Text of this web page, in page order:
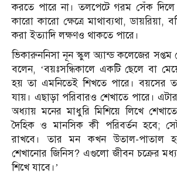
করতে পারে না। তলপেটে গরম সেঁক
কারো কারো ক্ষেত্রে মাথাব্যথা, ডায়রিয়া,
করা ইত্যাদি লক্ষণও থাকতে পারে।
ভিকারুননিসা নূন স্কুল অ্যান্ড কলেজের সপ্তম
বলেন, ‘বয়ঃসন্ধিকালে একটি ছেলে বা
হয় তা এমনিতেই শিখতে পারে। বয়সের
যায়। এছাড়া পরিবারও শেখাতে পারে।
অধ্যায় মনের মাধুরি মিশিয়ে লিখে
দৈহিক ও মানসিক কী পরিবর্তন হবে;
রাখবে। তার মন কখন উতাল-পাতাল
শেখানোর জিনিস? এগুলো জীবন চক্রের
শিখে যাবে।’